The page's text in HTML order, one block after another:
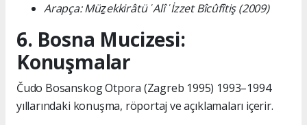
Arapça: Müẕekkirâtü ʿAlî ʿİzzet Bîcûfîtiş (2009)
6. Bosna Mucizesi:
Konuşmalar
Čudo Bosanskog Otpora (Zagreb 1995) 1993–1994
yıllarındaki konuşma, röportaj ve açıklamaları içerir.